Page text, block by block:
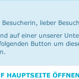
Besucherin, lieber
auf einer unserer
Button um
HAUPTSEITE ÖFFNEN